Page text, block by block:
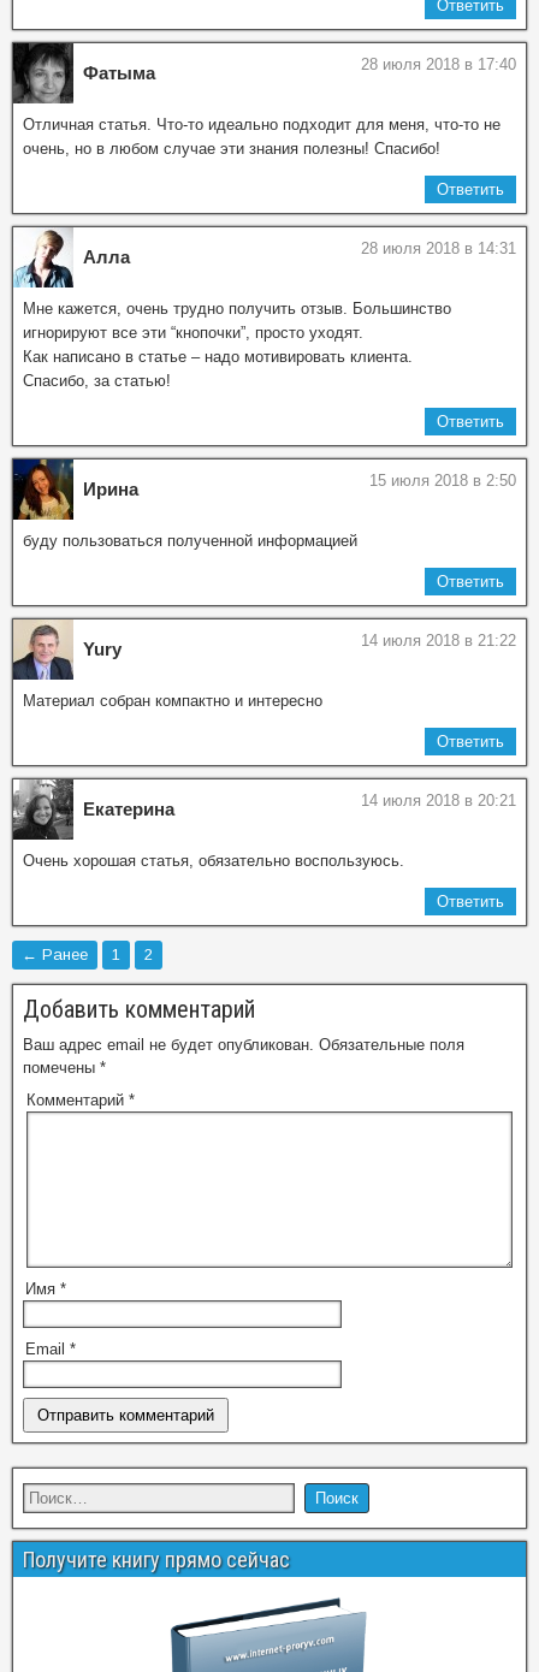
Ответить
Фатыма 28 июля 2018 в 17:40
Отличная статья. Что-то идеально подходит для меня, что-то не
очень, но в любом случае эти знания полезны! Спасибо!
Ответить
Алла 28 июля 2018 в 14:31
Мне кажется, очень трудно получить отзыв. Большинство
игнорируют все эти “кнопочки”, просто уходят.
Как написано в статье – надо мотивировать клиента.
Спасибо, за статью!
Ответить
Ирина 15 июля 2018 в 2:50
буду пользоваться полученной информацией
Ответить
Yury 14 июля 2018 в 21:22
Материал собран компактно и интересно
Ответить
Екатерина 14 июля 2018 в 20:21
Очень хорошая статья, обязательно воспользуюсь.
Ответить
← Ранее 1 2
Добавить комментарий
Ваш адрес email не будет опубликован. Обязательные поля
помечены *
Комментарий *
Имя *
Email *
Получите книгу прямо сейчас